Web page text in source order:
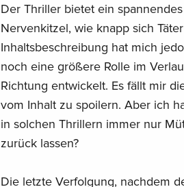
Der Thriller bietet ein
Nervenkitzel, wie knapp sich
Inhaltsbeschreibung hat mich
noch eine größere Rolle im
Richtung entwickelt. Es fällt mir
vom Inhalt zu spoilern. Aber ich
in solchen Thrillern immer nur
zurück lassen?
Die letzte Verfolgung, nachdem